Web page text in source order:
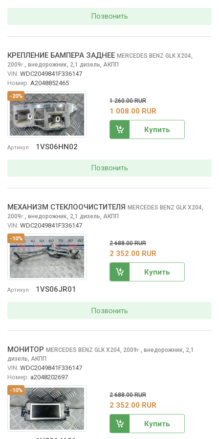
Позвонить
-20%
Артикул 1VS06HN02
КРЕПЛЕНИЕ БАМПЕРА ЗАДНЕЕ MERCEDES BENZ GLK X204,
2009г. внедорожник, 2,1 дизель, АКПП
VIN: WDC2049841F336147
Номер: A2048852465
1 260.00 RUR
1 008.00 RUR
Купить
Позвонить
-10%
Артикул 1VS06JR01
МЕХАНИЗМ СТЕКЛООЧИСТИТЕЛЯ MERCEDES BENZ GLK X204,
2009г. внедорожник, 2,1 дизель, АКПП
VIN: WDC2049841F336147
2 688.00 RUR
2 352.00 RUR
Купить
Позвонить
-10%
МОНИТОР MERCEDES BENZ GLK X204, 2009г. внедорожник, 2,1
дизель, АКПП
VIN: WDC2049841F336147
Номер: a2048202697
2 688.00 RUR
2 352.00 RUR
Купить